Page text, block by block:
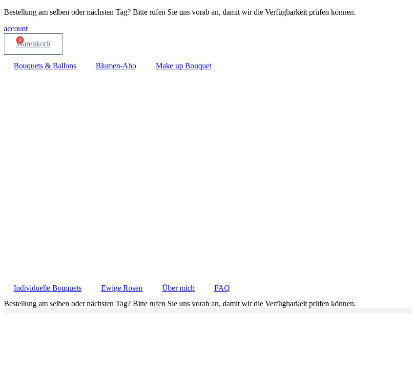
Bestellung am selben oder nächsten Tag? Bitte rufen Sie uns vorab an, damit wir die Verfügbarkeit prüfen können.
account
0
Warenkorb
Bouquets & Ballons Blumen-Abo Make up Bouquet
Individuelle Bouquets Ewige Rosen Über mich
FAQ
Bestellung am selben oder nächsten Tag? Bitte rufen Sie uns vorab an, damit wir die Verfügbarkeit prüfen können.